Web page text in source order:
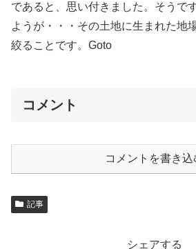
であると、思い付きました。そうで
ようが・・・その土地に生まれた地
絞ることです。Goto
コメント
コメントを書き込
記事
シェアする